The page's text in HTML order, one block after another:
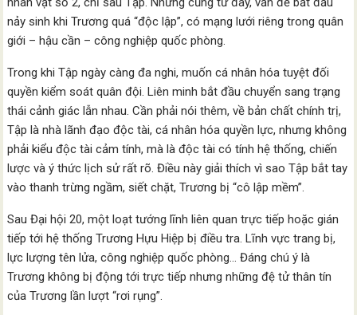
nảy sinh khi Trương quá “độc lập”, có mạng lưới riêng trong quân
giới – hậu cần – công nghiệp quốc phòng.
Trong khi Tập ngày càng đa nghi, muốn cá nhân hóa tuyệt đối
quyền kiểm soát quân đội. Liên minh bắt đầu chuyển sang trạng
thái cảnh giác lẫn nhau. Cần phải nói thêm, về bản chất chính trị,
Tập là nhà lãnh đạo độc tài, cá nhân hóa quyền lực, nhưng không
phải kiểu độc tài cảm tính, mà là độc tài có tính hệ thống, chiến
lược và ý thức lịch sử rất rõ. Điều này giải thích vì sao Tập bắt tay
vào thanh trừng ngầm, siết chặt, Trương bị “cô lập mềm”.
Sau Đại hội 20, một loạt tướng lĩnh liên quan trực tiếp hoặc gián
tiếp tới hệ thống Trương Hựu Hiệp bị điều tra. Lĩnh vực trang bị,
lực lượng tên lửa, công nghiệp quốc phòng… Đáng chú ý là
Trương không bị động tới trực tiếp nhưng những đệ tử thân tín
của Trương lần lượt “rơi rụng”.